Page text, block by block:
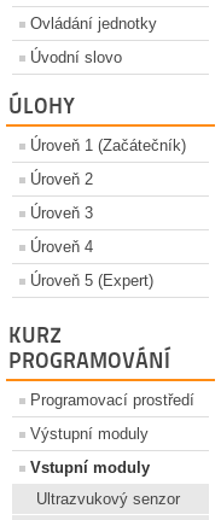
Ovládání jednotky
Úvodní slovo
ÚLOHY
Úroveň 1 (Začátečník)
Úroveň 2
Úroveň 3
Úroveň 4
Úroveň 5 (Expert)
KURZ
PROGRAMOVÁNÍ
Programovací prostředí
Výstupní moduly
Vstupní moduly
Ultrazvukový senzor